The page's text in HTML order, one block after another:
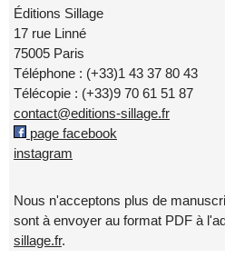
Éditions Sillage
17 rue Linné
75005 Paris
Téléphone : (+33)1 43 37 80 43
Télécopie : (+33)9 70 61 51 87
contact@editions-sillage.fr
page facebook
instagram
Nous n'acceptons plus de
sont à envoyer au format PDF à
sillage.fr.